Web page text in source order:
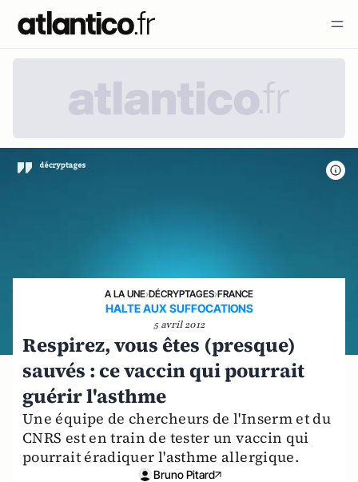
A LA UNE›DÉCRYPTAGES›FRANCE
HALTE AUX SUFFOCATIONS
5 avril 2012
Respirez, vous êtes (presque)
sauvés : ce vaccin qui pourrait
guérir l'asthme
Une équipe de chercheurs de l'Inserm et du
CNRS est en train de tester un vaccin qui
pourrait éradiquer l'asthme allergique.
Bruno Pitard